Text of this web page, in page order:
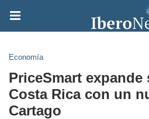
Economía
PriceSmart expande
Costa Rica con un
Cartago